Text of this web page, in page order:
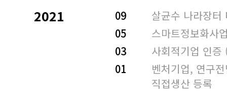
2021 09
살균수 나라장터
05
스마트정보화사
03
사회적기업 인증
01
벤처기업, 연구
직접생산 등록